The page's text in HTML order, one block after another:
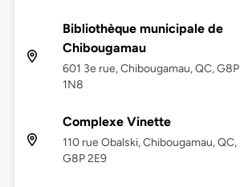
Bibliothèque municipale de
Chibougamau
601 3e rue, Chibougamau, QC, G8P
1N8
Complexe Vinette
110 rue Obalski, Chibougamau, QC,
G8P 2E9